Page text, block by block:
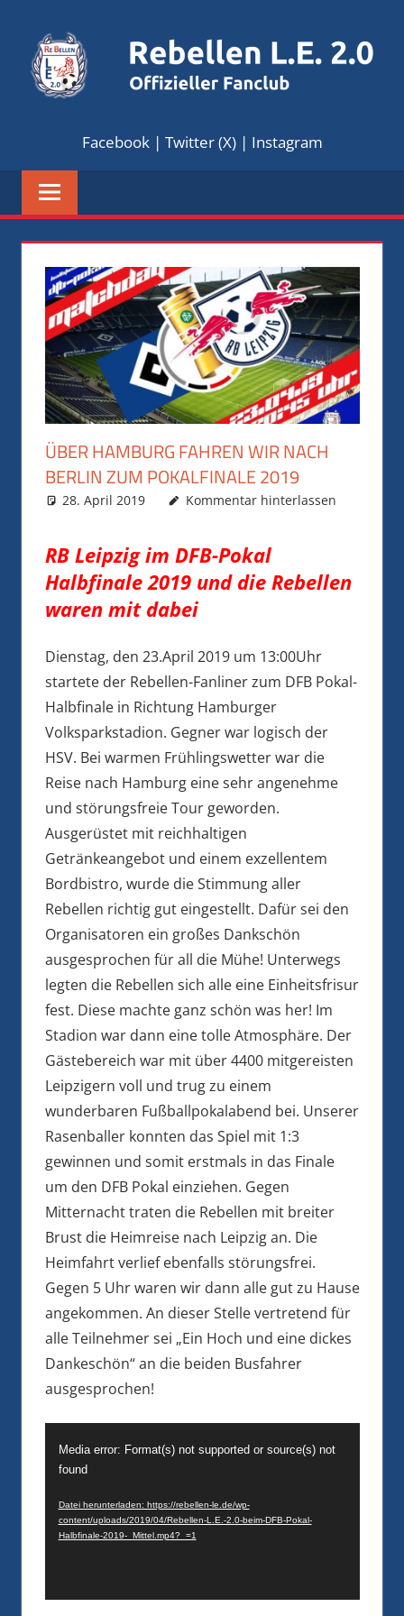
Inhalt
springen
REBELLEN
2.0
Facebook| Twitter (X) | Instagram
ÜBER HAMBURG FAHREN WIR NACH
BERLIN ZUM POKALFINALE 2019
28. April 2019 Rainer Nickel
Archiv
Kommentar hinterlassen
RB Leipzig im DFB-Pokal
Halbfinale 2019 und die Rebellen
waren mit dabei
Dienstag, den 23.April 2019 um 13:00Uhr
startete der Rebellen-Fanliner zum DFB Pokal-
Halbfinale in Richtung Hamburger
Volksparkstadion. Gegner war logisch der
HSV. Bei warmen Frühlingswetter war die
Reise nach Hamburg eine sehr angenehme
und störungsfreie Tour geworden.
Ausgerüstet mit reichhaltigen
Getränkeangebot und einem exzellentem
Bordbistro, wurde die Stimmung aller
Rebellen richtig gut eingestellt. Dafür sei den
Organisatoren ein großes Dankschön
ausgesprochen für all die Mühe! Unterwegs
legten die Rebellen sich alle eine Einheitsfrisur
fest. Diese machte ganz schön was her! Im
Stadion war dann eine tolle Atmosphäre. Der
Gästebereich war mit über 4400 mitgereisten
Leipzigern voll und trug zu einem
wunderbaren Fußballpokalabend bei. Unserer
Rasenballer konnten das Spiel mit 1:3
gewinnen und somit erstmals in das Finale
um den DFB Pokal einziehen. Gegen
Mitternacht traten die Rebellen mit breiter
Brust die Heimreise nach Leipzig an. Die
Heimfahrt verlief ebenfalls störungsfrei.
Gegen 5 Uhr waren wir dann alle gut zu Hause
angekommen. An dieser Stelle vertretend für
alle Teilnehmer sei „Ein Hoch und eine dickes
Dankeschön“ an die beiden Busfahrer
ausgesprochen!
Player
Media error: Format(s) not supported or source(s) not
found
Datei herunterladen: https://rebellen-le.de/wp-
content/uploads/2019/04/Rebellen-L.E.-2.0-beim-DFB-Pokal-
Halbfinale-2019-_Mittel.mp4?_=1